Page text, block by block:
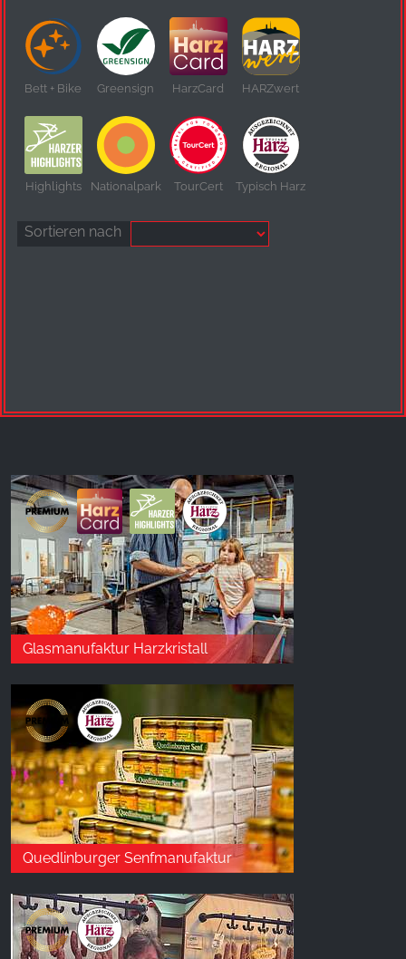
Bett + Bike Greensign HarzCard HARZwert
Highlights Nationalpark TourCert Typisch Harz
Sortieren nach
Glasmanufaktur Harzkristall
Quedlinburger Senfmanufaktur